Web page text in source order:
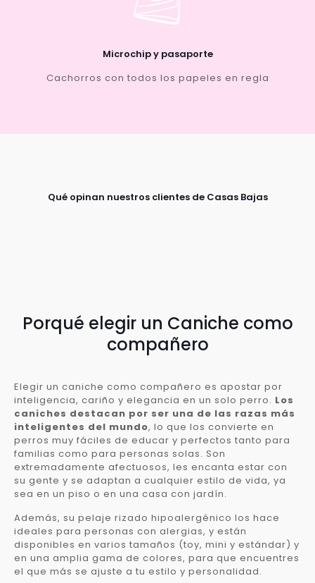
Microchip y pasaporte
Cachorros con todos los papeles en regla
Qué opinan nuestros clientes de Casas Bajas
Porqué elegir un Caniche como
compañero
Elegir un caniche como compañero es apostar por
inteligencia, cariño y elegancia en un solo perro. Los
caniches destacan por ser una de las razas más
inteligentes del mundo, lo que los convierte en
perros muy fáciles de educar y perfectos tanto para
familias como para personas solas. Son
extremadamente afectuosos, les encanta estar con
su gente y se adaptan a cualquier estilo de vida, ya
sea en un piso o en una casa con jardín.
Además, su pelaje rizado hipoalergénico los hace
ideales para personas con alergias, y están
disponibles en varios tamaños (toy, mini y estándar) y
en una amplia gama de colores, para que encuentres
el que más se ajuste a tu estilo y personalidad.